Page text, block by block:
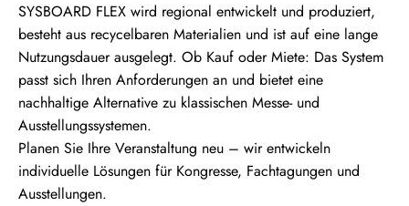
SYSBOARD FLEX wird regional entwickelt und produziert,
besteht aus recycelbaren Materialien und ist auf eine lange
Nutzungsdauer ausgelegt. Ob Kauf oder Miete: Das System
passt sich Ihren Anforderungen an und bietet eine
nachhaltige Alternative zu klassischen Messe- und
Ausstellungssystemen.
Planen Sie Ihre Veranstaltung neu – wir entwickeln
individuelle Lösungen für Kongresse, Fachtagungen und
Ausstellungen.